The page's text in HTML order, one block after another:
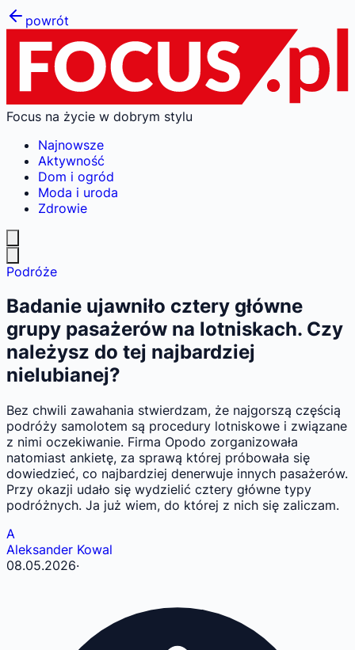
powrót
Focus na życie w dobrym stylu
Najnowsze
Aktywność
Dom i ogród
Moda i uroda
Zdrowie
Podróże
Badanie ujawniło cztery główne
grupy pasażerów na lotniskach. Czy
należysz do tej najbardziej
nielubianej?
Bez chwili zawahania stwierdzam, że najgorszą częścią
podróży samolotem są procedury lotniskowe i związane
z nimi oczekiwanie. Firma Opodo zorganizowała
natomiast ankietę, za sprawą której próbowała się
dowiedzieć, co najbardziej denerwuje innych pasażerów.
Przy okazji udało się wydzielić cztery główne typy
podróżnych. Ja już wiem, do której z nich się zaliczam.
A
Aleksander Kowal
08.05.2026·